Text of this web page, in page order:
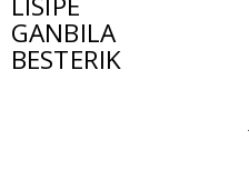
GANBILA
BESTERIK